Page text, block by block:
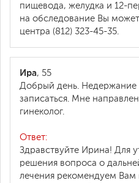
пищевода, желудка и 12-
на обследование Вы
центра (812) 323-45-35.
Ира, 55
Добрый день. Недержание
записаться. Мне
гинеколог.
Ответ:
Здравствуйте Ирина! Для
решения вопроса о
лечения рекомендуем Вам